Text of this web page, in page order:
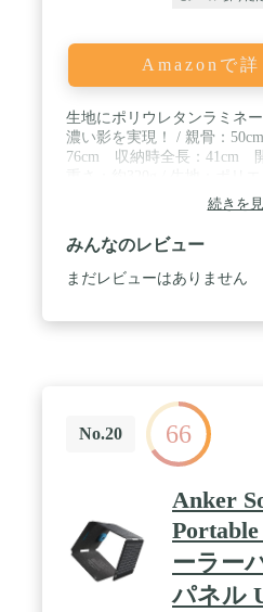
Amazonで詳
生地にポリウレタンラミネ
濃い影を実現！ / 親骨：
76cm 収納時全長：41cm
（裏ポリウレタン樹脂加工
折りたたみ傘(2つ折)／手開
ット率99％以上。遮光率
使用。「クールプラス
ベンの登録商標です。
続きを
みんなのレビュー
まだレビューはありません
No.20 66
Anker
ーラー
パネル